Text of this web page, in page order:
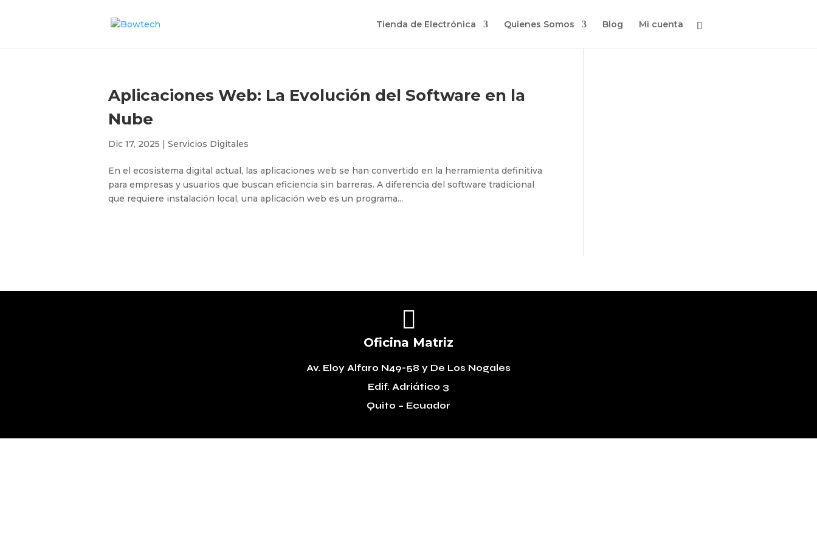
Tienda de Electrónica Quienes Somos Blog Mi cuenta
Aplicaciones Web: La Evolución del Software en la
Nube
Dic 17, 2025 | Servicios Digitales
En el ecosistema digital actual, las aplicaciones web se han convertido en la herramienta definitiva
para empresas y usuarios que buscan eficiencia sin barreras. A diferencia del software tradicional
que requiere instalación local, una aplicación web es un programa...

Oficina Matriz
Av. Eloy Alfaro N49-58 y De Los Nogales
Edif. Adriático 3
Quito – Ecuador